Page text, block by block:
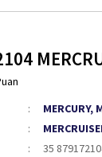
MERCURY,
35